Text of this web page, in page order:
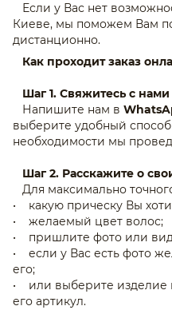
Если у Вас нет
Киеве, мы поможем Вам
дистанционно.
Как проходит заказ
Шаг 1. Свяжитесь с нами
Напишите нам в
выберите удобный
необходимости мы
Шаг 2. Расскажите о
Для максимально
• какую прическу Вы
• желаемый цвет волос;
• пришлите фото или
• если у Вас есть фото
его;
• или выберите изделие
его артикул.